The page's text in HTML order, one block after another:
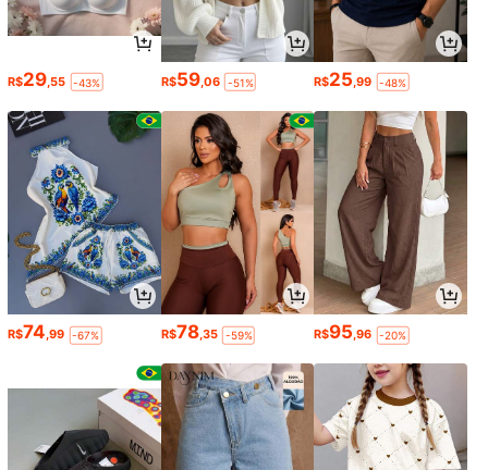
R$29 ,55 -43% R$59,06 -51% R$25 ,99 -48%
R$74,99 -67% R$78,35 -59% R$95,96 -20%